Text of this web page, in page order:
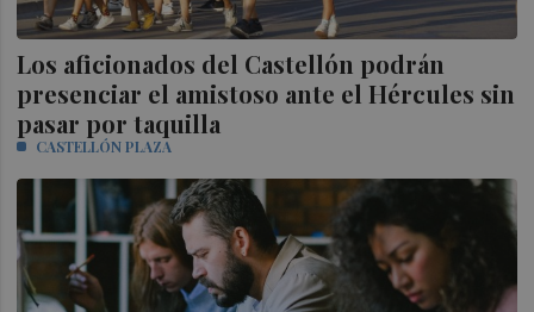
Los aficionados del Castellón podrán
presenciar el amistoso ante el Hércules sin
pasar por taquilla
CASTELLÓN PLAZA